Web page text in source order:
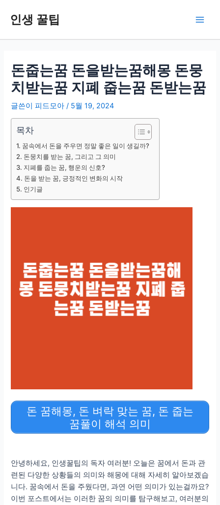
로
인생 꿀팁
돈줍는꿈 돈을받는꿈해몽 돈뭉
치받는꿈 지폐 줍는꿈 돈받는꿈
글쓴이 피드모아/ 5월 19, 2024
목차
꿈속에서 돈을 주우면 정말 좋은 일이 생길까?
돈뭉치를 받는 꿈, 그리고 그 의미
지폐를 줍는 꿈, 행운의 신호?
돈을 받는 꿈, 긍정적인 변화의 시작
인기글
돈 꿈해몽, 돈 벼락 맞는 꿈, 돈 줍는
꿈풀이 해석 의미
안녕하세요, 인생꿀팁의 독자 여러분! 오늘은 꿈에서 돈과 관
련된 다양한 상황들의 의미와 해몽에 대해 자세히 알아보겠습
니다. 꿈속에서 돈을 주웠다면, 과연 어떤 의미가 있는걸까요?
이번 포스트에서는 이러한 꿈의 의미를 탐구해보고, 여러분의